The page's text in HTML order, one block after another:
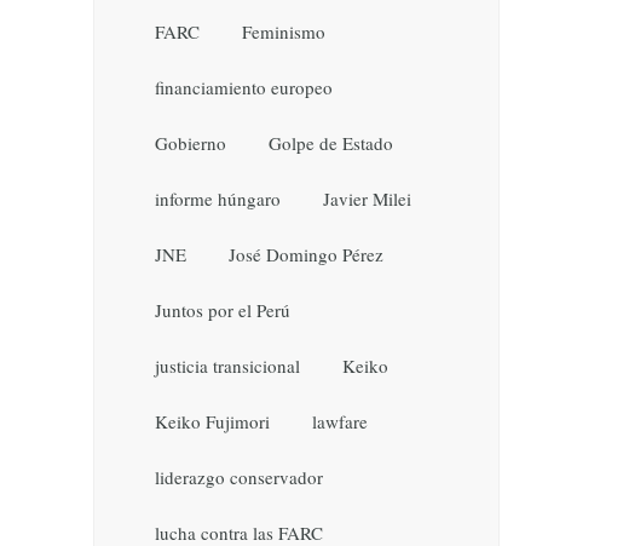
FARC Feminismo
financiamiento europeo
Gobierno Golpe de Estado
informe húngaro Javier Milei
JNE José Domingo Pérez
Juntos por el Perú
justicia transicional Keiko
Keiko Fujimori lawfare
liderazgo conservador
lucha contra las FARC